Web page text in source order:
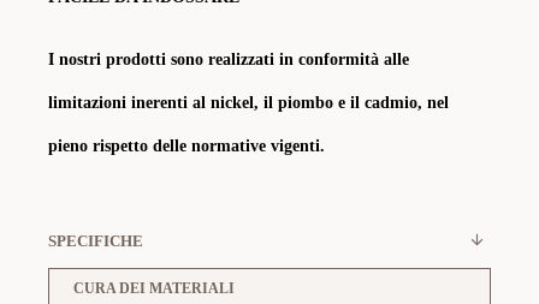
I nostri prodotti sono realizzati in conformità alle
limitazioni inerenti al nickel, il piombo e il cadmio, nel
pieno rispetto delle normative vigenti.
SPECIFICHE
CURA DEI MATERIALI